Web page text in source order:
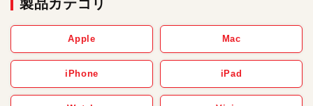
製品カテゴリ
Apple Mac
iPhone iPad